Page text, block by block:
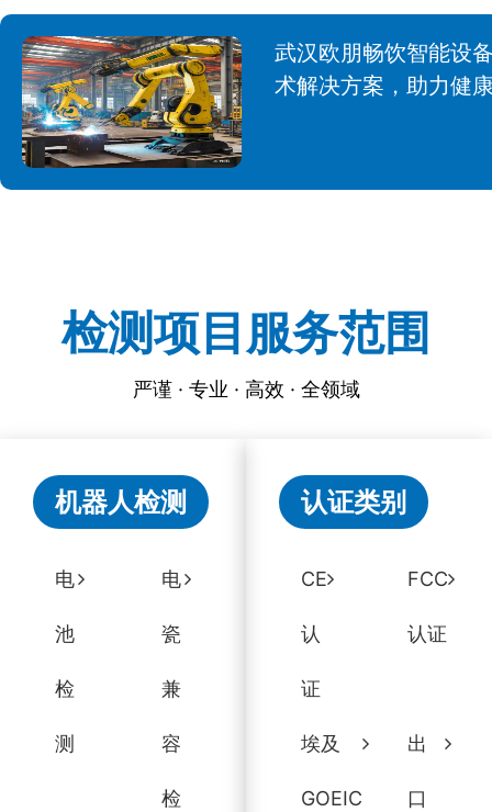
武汉欧朋畅饮智能设
术解决方案，助力健
检测项目服务范围
严谨 · 专业 · 高效 · 全领域
机器人检测
电
池
检
测
电
瓷
兼
容
检
认证类别
CE
认
证
FCC
认证
埃及
GOEIC
出
口